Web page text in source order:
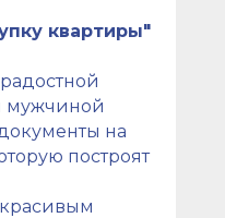
квартиры"
мужчиной
на
построят